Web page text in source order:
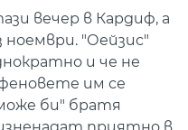
вечер в Кардиф, а
ноември. "Оейзис"
и че не
им се
би" братя